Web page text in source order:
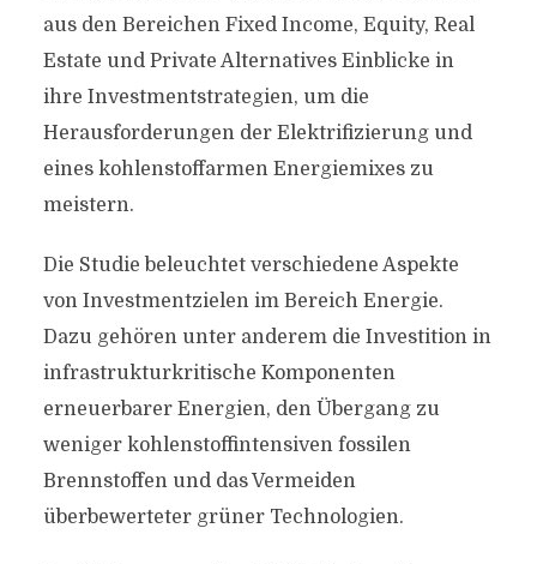
aus den Bereichen Fixed Income, Equity, Real
Estate und Private Alternatives Einblicke in
ihre Investmentstrategien, um die
Herausforderungen der Elektrifizierung und
eines kohlenstoffarmen Energiemixes zu
meistern.
Die Studie beleuchtet verschiedene Aspekte
von Investmentzielen im Bereich Energie.
Dazu gehören unter anderem die Investition in
infrastrukturkritische Komponenten
erneuerbarer Energien, den Übergang zu
weniger kohlenstoffintensiven fossilen
Brennstoffen und das Vermeiden
überbewerteter grüner Technologien.